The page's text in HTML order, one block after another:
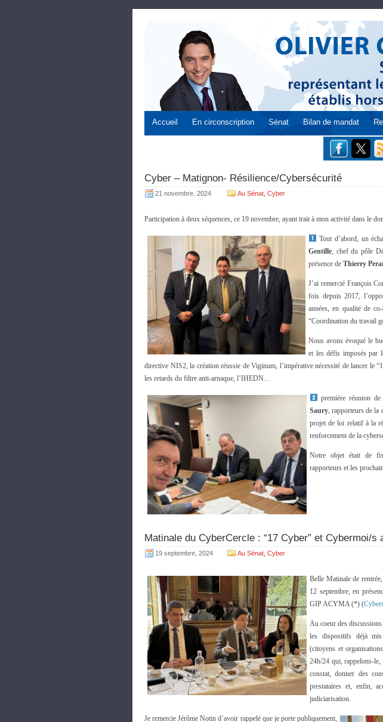
Accueil En circonscription Sénat Bilan de mandat
Cyber – Matignon- Résilience/Cybersécurité
21 novembre, 2024 Au Sénat Cyber
Participation à deux séquences, ce 19 novembre, ayant trait à mon activité dans le
Tout d’abord, un
Gentille, chef du pôle
présence de Thierry
J’ai remercié François
fois depuis 2017,
années, en qualité de
“Coordination du travail
Nous avons évoqué le
et les défis imposés par
directive NIS2, la création réussie de Viginum, l’impérative nécessité de lancer le
les retards du filtre anti-arnaque, l’IHEDN…
première réunion
Saury, rapporteurs de la
projet de loi relatif à la
renforcement de la
Notre objet était de
rapporteurs et les
Matinale du CyberCercle : “17 Cyber” et Cybermoi/s
19 septembre, 2024 Au Sénat Cyber
Belle Matinale de
12 septembre, en
GIP ACYMA (*) (
Au coeur des
les dispositifs déjà
(citoyens et
24h/24 qui, rappelons-le,
constat, donner des
prestataires et, enfin,
judiciarisation.
Je remercie Jérôme Notin d’avoir rappelé que je porte publiquement,